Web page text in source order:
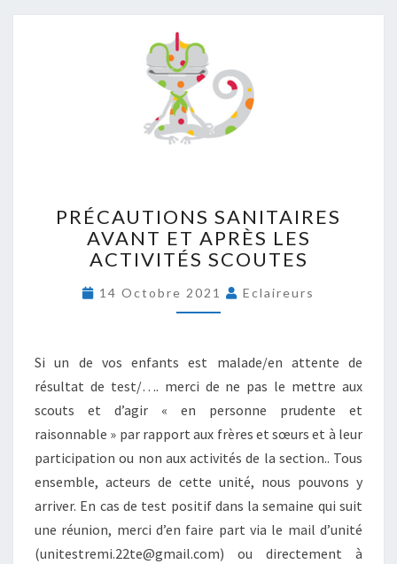
R
É
C
U
T
O
S
A
N
T
A
I
R
PRÉCAUTIONS SANITAIRES
AVANT ET APRÈS LES
ACTIVITÉS SCOUTES
14 Octobre 2021 Eclaireurs
Si un de vos enfants est malade/en attente de
résultat de test/…. merci de ne pas le mettre aux
scouts et d’agir « en personne prudente et
raisonnable » par rapport aux frères et sœurs et à leur
participation ou non aux activités de la section.. Tous
ensemble, acteurs de cette unité, nous pouvons y
arriver. En cas de test positif dans la semaine qui suit
une réunion, merci d’en faire part via le mail d’unité
(unitestremi.22te@gmail.com) ou directement à